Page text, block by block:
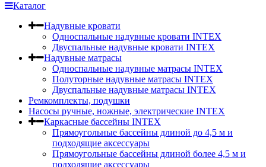
Каталог
Надувные кровати
Односпальные надувные кровати INTEX
Двуспальные надувные кровати INTEX
Надувные матрасы
Односпальные надувные матрасы INTEX
Полуторные надувные матрасы INTEX
Двуспальные надувные матрасы INTEX
Ремкомплекты, подушки
Насосы ручные, ножные, электрические INTEX
Каркасные бассейны INTEX
Прямоугольные бассейны длиной до 4,5 м и
подходящие аксессуары
Прямоугольные бассейны длиной более 4,5 м и
подходящие аксессуары